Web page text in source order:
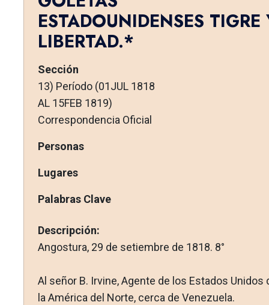
ESTADOUNIDENSES TIGRE
LIBERTAD.*
Sección
13) Período (01JUL 1818
AL 15FEB 1819)
Correspondencia Oficial
Personas
Lugares
Palabras Clave
Descripción:
Angostura, 29 de setiembre de 1818. 8°
Al señor B. Irvine, Agente de los Estados Unidos
la América del Norte, cerca de Venezuela.